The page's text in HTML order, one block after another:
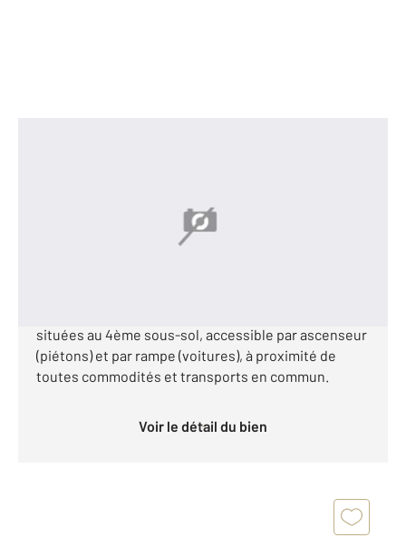
25 000 €
situées au 4ème sous-sol, accessible par ascenseur
(piétons) et par rampe (voitures), à proximité de
toutes commodités et transports en commun.
Voir le détail du bien